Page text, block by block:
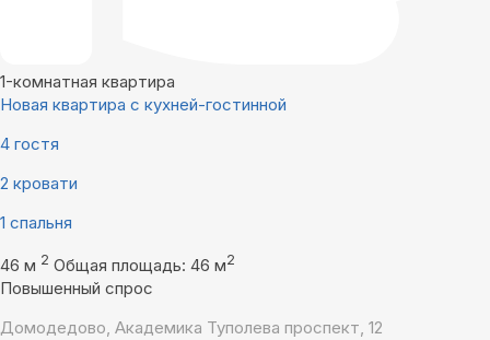
1-комнатная квартира
Новая квартира с кухней-гостинной
4 гостя
2 кровати
1 спальня
46 м 2 Общая площадь: 46 м2
Повышенный спрос
Домодедово, Академика Туполева проспект, 12